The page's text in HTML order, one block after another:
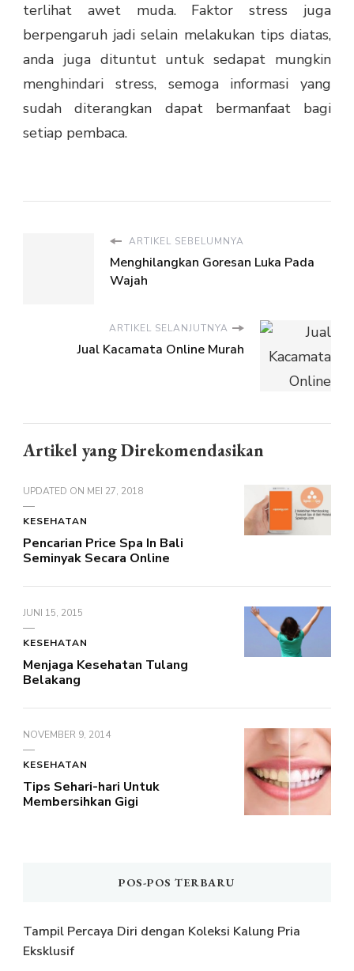
terlihat awet muda. Faktor stress juga
berpengaruh jadi selain melakukan tips diatas,
anda juga dituntut untuk sedapat mungkin
menghindari stress, semoga informasi yang
sudah diterangkan dapat bermanfaat bagi
setiap pembaca.
ARTIKEL SEBELUMNYA
Menghilangkan Goresan Luka Pada
Wajah
ARTIKEL SELANJUTNYA
Jual Kacamata Online Murah
Artikel yang Direkomendasikan
UPDATED ON MEI 27, 2018
KESEHATAN
Pencarian Price Spa In Bali
Seminyak Secara Online
JUNI 15, 2015
KESEHATAN
Menjaga Kesehatan Tulang
Belakang
NOVEMBER 9, 2014
KESEHATAN
Tips Sehari-hari Untuk
Membersihkan Gigi
POS-POS TERBARU
Tampil Percaya Diri dengan Koleksi Kalung Pria
Eksklusif